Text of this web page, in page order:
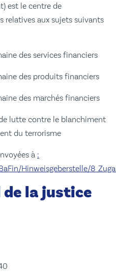
est le centre de
relatives aux sujets suivants
des services financiers
des produits financiers
des marchés financiers
lutte contre le blanchiment
du terrorisme
à :
Hinweisgeberstelle/
la justice